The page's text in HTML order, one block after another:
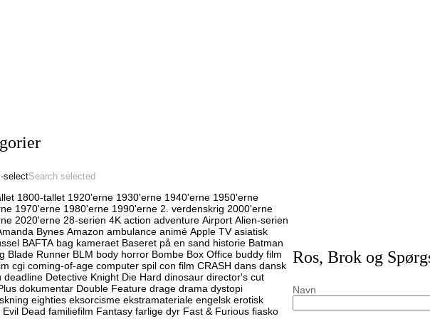
selectSearch selected
1800-tallet 1920'erne 1930'erne 1940'erne 1950'erne
1970'erne 1980'erne 1990'erne 2. verdenskrig 2000'erne
2020'erne 28-serien 4K action adventure Airport Alien-serien
Bynes Amazon ambulance animé Apple TV asiatisk
BAFTA bag kameraet Baseret på en sand historie Batman
Blade Runner BLM body horror Bombe Box Office buddy film
cgi coming-of-age computer spil con film CRASH dans dansk
deadline Detective Knight Die Hard dinosaur director's cut
dokumentar Double Feature drage drama dystopi
eighties eksorcisme ekstramateriale engelsk erotisk
Evil Dead familiefilm Fantasy farlige dyr Fast & Furious fiasko
Ros, Brok og
Navn